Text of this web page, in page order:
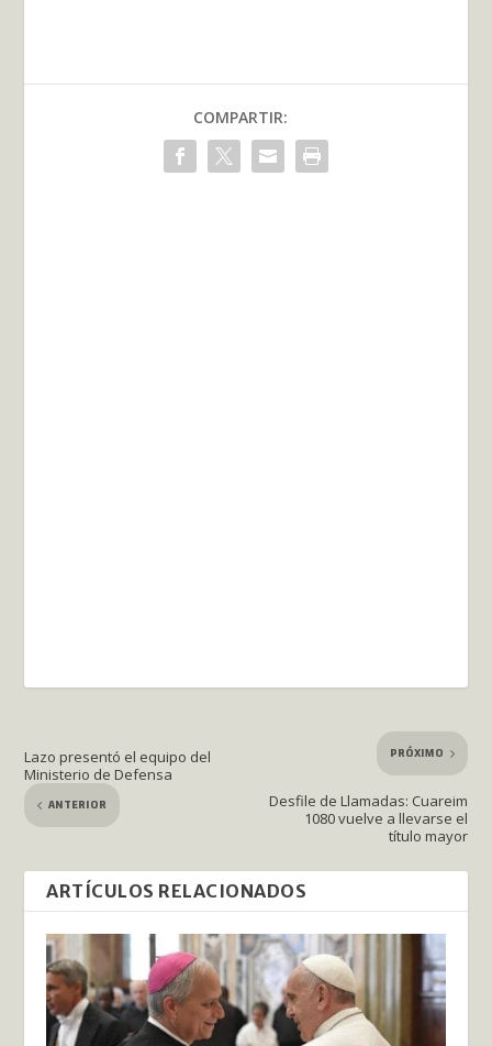
COMPARTIR:
Lazo presentó el equipo del
Ministerio de Defensa
ANTERIOR
PRÓXIMO
Desfile de Llamadas: Cuareim
1080 vuelve a llevarse el
título mayor
ARTÍCULOS RELACIONADOS